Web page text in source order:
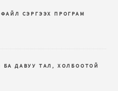
ФАЙЛ СЭРГЭЭХ ПРОГРАМ
БА ДАВУУ ТАЛ, ХОЛБООТОЙ